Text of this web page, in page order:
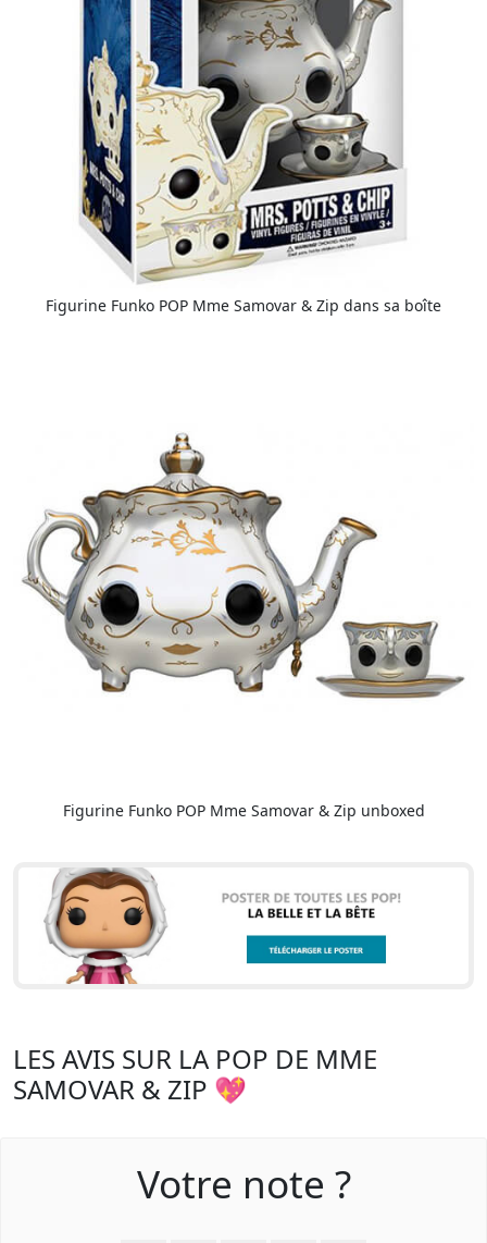
Figurine Funko POP Mme Samovar & Zip dans sa boîte
Figurine Funko POP Mme Samovar & Zip unboxed
LES AVIS SUR LA POP DE MME
SAMOVAR & ZIP 💖
Votre note ?